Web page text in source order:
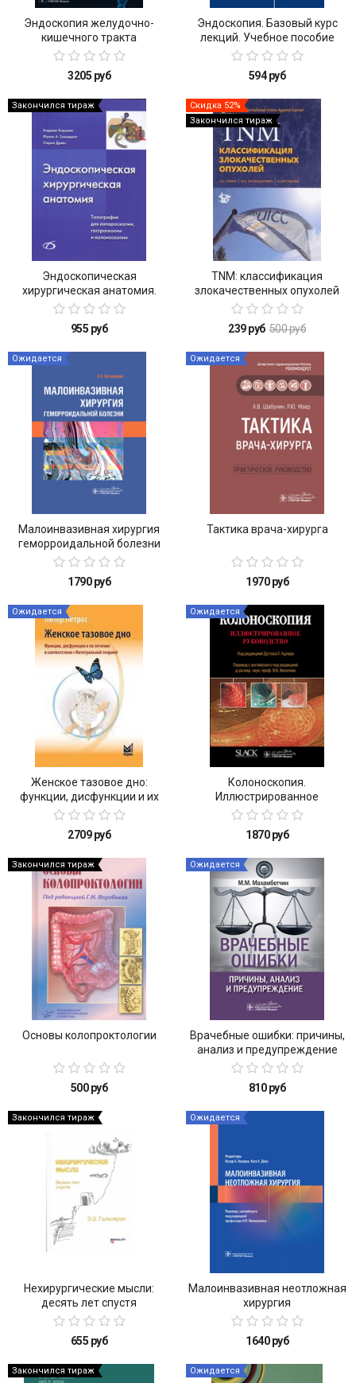
Эндоскопия желудочно-
кишечного тракта
3205 руб
Эндоскопия. Базовый курс
лекций. Учебное пособие
594 руб
Закончился тираж
Эндоскопическая
хирургическая анатомия.
Топография для
колоноскопии
955 руб
Скидка 52%
Закончился тираж
TNM: классификация
злокачественных опухолей
239 руб 500 руб
Ожидается
Малоинвазивная хирургия
геморроидальной болезни
1790 руб
Ожидается
Тактика врача-хирурга
1970 руб
Ожидается
Женское тазовое дно:
функции, дисфункции и их
лечение в соответствии с
2709 руб
Ожидается
Колоноскопия.
Иллюстрированное
руководство
1870 руб
Закончился тираж
Основы колопроктологии
500 руб
Ожидается
Врачебные ошибки: причины,
анализ и предупреждение
810 руб
Закончился тираж
Нехирургические мысли:
десять лет спустя
655 руб
Ожидается
Малоинвазивная неотложная
хирургия
1640 руб
Закончился тираж Ожидается